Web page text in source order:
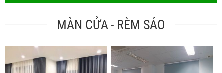
MÀN CỬA - RÈM SÁO